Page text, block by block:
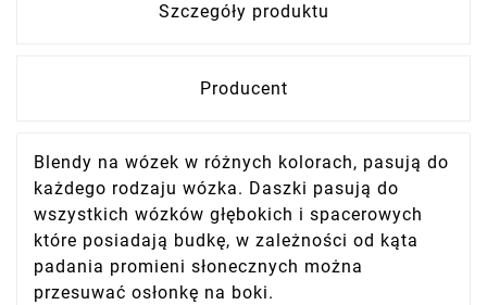
Szczegóły produktu
Producent
Blendy na wózek w różnych kolorach, pasują do
każdego rodzaju wózka. Daszki pasują do
wszystkich wózków głębokich i spacerowych
które posiadają budkę, w zależności od kąta
padania promieni słonecznych można
przesuwać osłonkę na boki.